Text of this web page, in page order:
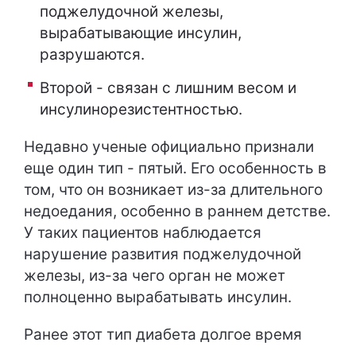
поджелудочной железы,
вырабатывающие инсулин,
разрушаются.
Второй - связан с лишним весом и
инсулинорезистентностью.
Недавно ученые официально признали
еще один тип - пятый. Его особенность в
том, что он возникает из-за длительного
недоедания, особенно в раннем детстве.
У таких пациентов наблюдается
нарушение развития поджелудочной
железы, из-за чего орган не может
полноценно вырабатывать инсулин.
Ранее этот тип диабета долгое время